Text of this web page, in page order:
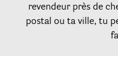
revendeur près de
postal ou ta ville, tu